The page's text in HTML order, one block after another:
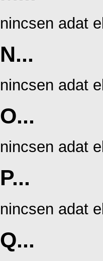
nincsen adat
N...
nincsen adat
O...
nincsen adat
P...
nincsen adat
Q...